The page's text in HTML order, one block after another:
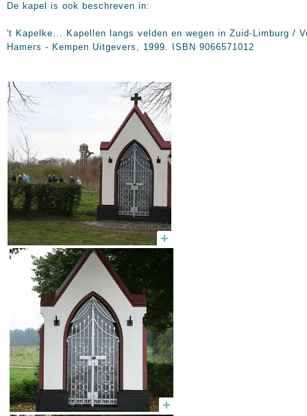
De kapel is ook beschreven in:
't Kapelke... Kapellen langs velden en wegen in Zuid-Limburg /
Hamers - Kempen Uitgevers, 1999. ISBN 9066571012